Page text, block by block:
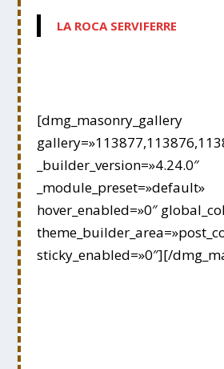
LA ROCA SERVIFERRE
[dmg_masonry_gallery
_builder_version=»4.24.0″
_module_preset=»default»
hover_enabled=»0″
sticky_enabled=»0″][/